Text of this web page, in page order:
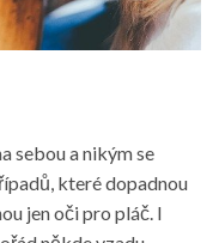
sebou a nikým se
které dopadnou
jen oči pro pláč. I